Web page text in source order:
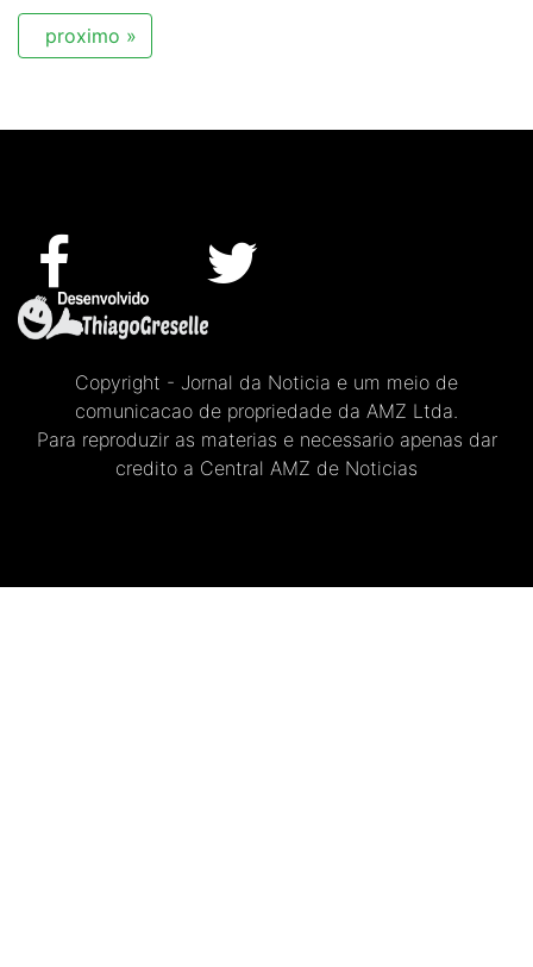
proximo »
Copyright - Jornal da Noticia e um meio de
comunicacao de propriedade da AMZ Ltda.
Para reproduzir as materias e necessario apenas dar
credito a Central AMZ de Noticias